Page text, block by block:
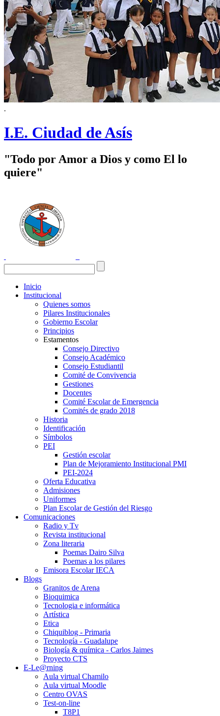
.
I.E. Ciudad de Asís
"Todo por Amor a Dios y como El lo
quiere"
Inicio
Institucional
Quienes somos
Pilares Institucionales
Gobierno Escolar
Principios
Estamentos
Consejo Directivo
Consejo Académico
Consejo Estudiantil
Comité de Convivencia
Gestiones
Docentes
Comité Escolar de Emergencia
Comités de grado 2018
Historia
Identificación
Símbolos
PEI
Gestión escolar
Plan de Mejoramiento Institucional PMI
PEI-2024
Oferta Educativa
Admisiones
Uniformes
Plan Escolar de Gestión del Riesgo
Comunicaciones
Radio y Tv
Revista institucional
Zona literaria
Poemas Dairo Silva
Poemas a los pilares
Emisora Escolar IECA
Blogs
Granitos de Arena
Bioquimica
Tecnologia e informática
Artística
Etica
Chiquiblog - Primaria
Tecnología - Guadalupe
Biología & química - Carlos Jaimes
Proyecto CTS
E-Le@rning
Aula virtual Chamilo
Aula virtual Moodle
Centro OVAS
Test-on-line
T8P1